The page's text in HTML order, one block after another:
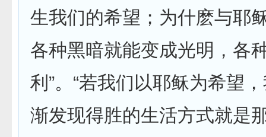
生我们的希望；为什麽与耶
各种黑暗就能变成光明，各
利”。“若我们以耶稣为希望
渐发现得胜的生活方式就是